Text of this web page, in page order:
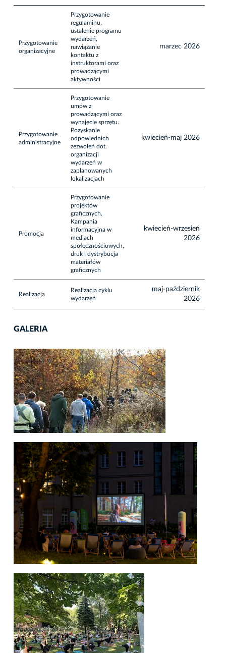
Przygotowanie
organizacyjne
Przygotowanie
regulaminu,
ustalenie programu
wydarzeń,
nawiązanie
kontaktu z
instruktorami oraz
prowadzącymi
aktywności
marzec 2026
Przygotowanie
administracyjne
Przygotowanie
umów z
prowadzącymi oraz
wynajęcie sprzętu.
Pozyskanie
odpowiednich
zezwoleń dot.
organizacji
wydarzeń w
zaplanowanych
lokalizacjach
kwiecień-maj 2026
Promocja
Przygotowanie
projektów
graficznych.
Kampania
informacyjna w
mediach
społecznościowych,
druk i dystrybucja
materiałów
graficznych
kwiecień-wrzesień
2026
Realizacja
Realizacja cyklu
wydarzeń
maj-październik
2026
GALERIA